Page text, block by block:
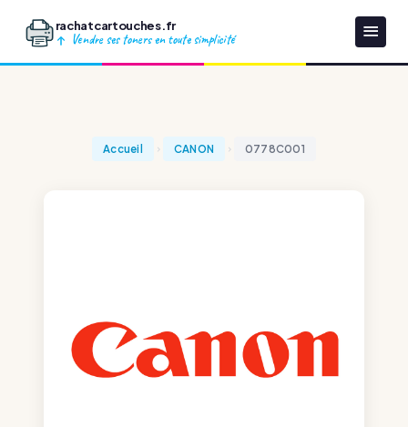
rachatcartouches.fr
Vendre ses toners en toute simplicité
Accueil CANON 0778C001